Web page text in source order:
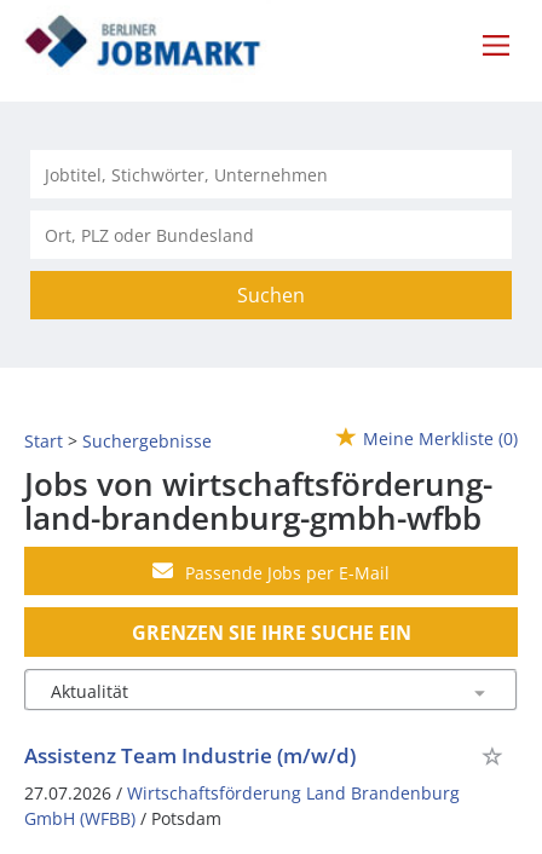
Suchen
Start Suchergebnisse Meine Merkliste (0)
Jobs von wirtschaftsförderung-
land-brandenburg-gmbh-wfbb
Passende Jobs per E-Mail
GRENZEN SIE IHRE SUCHE EIN
Assistenz Team Industrie (m/w/d)
27.07.2026 / Wirtschaftsförderung Land Brandenburg
GmbH (WFBB) / Potsdam